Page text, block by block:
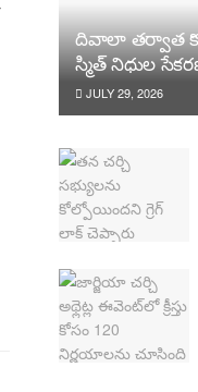
దివాలా తర్వాత
స్మిత్ నిధుల
JULY 29, 2026